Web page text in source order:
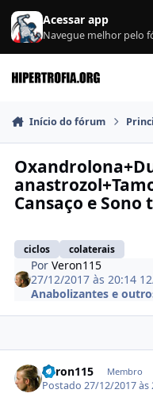
Ir para conteúdo
Acessar app
Navegue melhor pelo
Início do fórum
Cansaço e Sono
ciclos colaterais
PorVeron115
27/12/2017 às 20:14
Anabolizantes e
Veron115 Membro
Postado27/12/2017 às